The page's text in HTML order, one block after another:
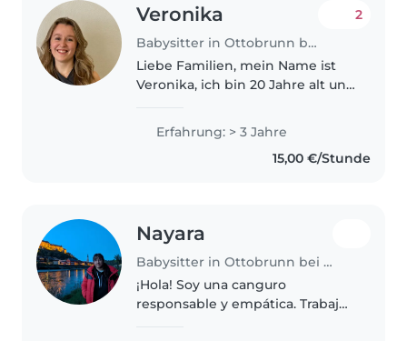
Veronika
Babysitter in Ottobrunn bei München
2
Liebe Familien, mein Name ist
Veronika, ich bin 20 Jahre alt und
Fachangestellte. Meine Familie
war schon immer groß, somit
habe ich schon im jugendlichen
Erfahrung: > 3 Jahre
15,00 €/Stunde
Nayara
Babysitter in Ottobrunn bei München
¡Hola! Soy una canguro
responsable y empática. Trabajo